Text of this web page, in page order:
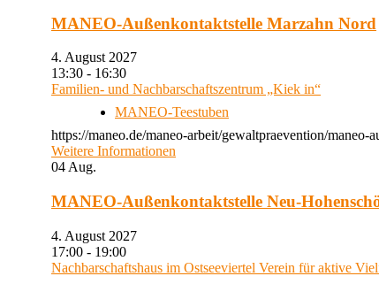
MANEO-Außenkontaktstelle Marzahn Nord
4. August 2027
13:30 - 16:30
Familien- und Nachbarschaftszentrum „Kiek in“
MANEO-Teestuben
https://maneo.de/maneo-arbeit/gewaltpraevention/maneo-
Weitere Informationen
04Aug.
MANEO-Außenkontaktstelle Neu-
4. August 2027
17:00 - 19:00
Nachbarschaftshaus im Ostseeviertel Verein für aktive